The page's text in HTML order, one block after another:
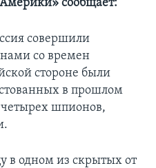
сообщает:
совершили
со времен
стороне были
в прошлом
шпионов,
в одном из скрытых от